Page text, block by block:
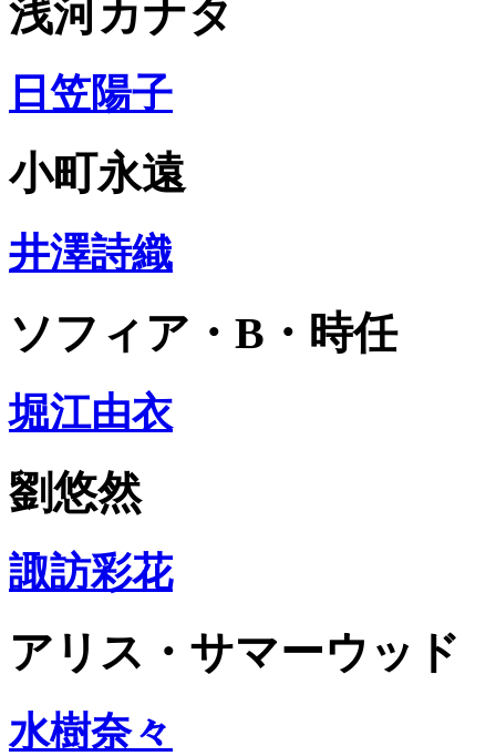
浅河カナタ
日笠陽子
小町永遠
井澤詩織
ソフィア・B・時任
堀江由衣
劉悠然
諏訪彩花
アリス・サマーウッド
水樹奈々